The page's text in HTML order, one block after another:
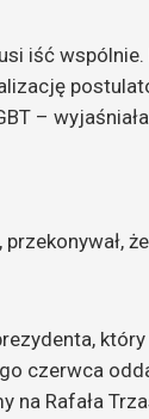
iść
–
czerwca
na Rafała